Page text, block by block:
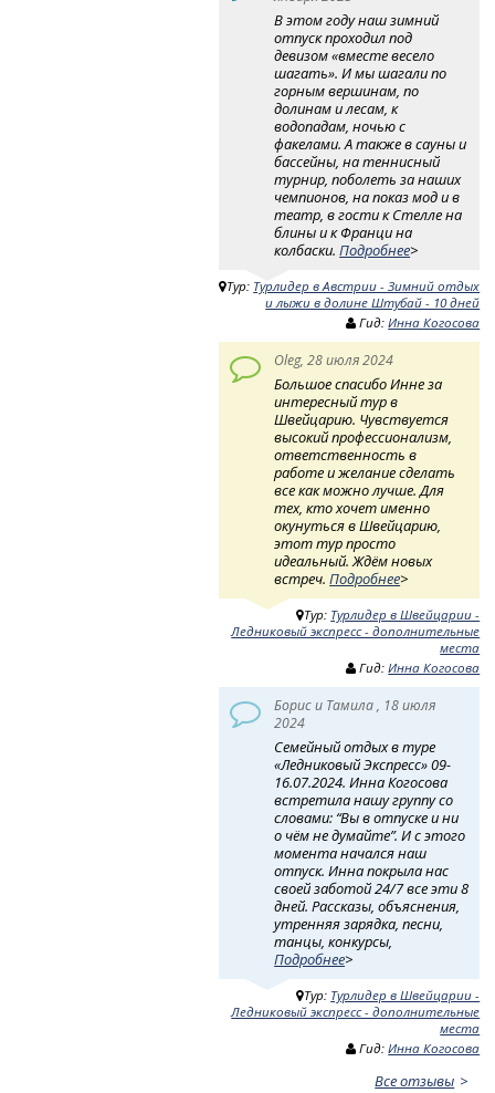
В этом году наш зимний
отпуск проходил под
девизом «вместе весело
шагать». И мы шагали по
горным вершинам, по
долинам и лесам, к
водопадам, ночью с
факелами. А также в сауны и
бассейны, на теннисный
турнир, поболеть за наших
чемпионов, на показ мод и в
театр, в гости к Стелле на
блины и к Франци на
колбаски.Подробнее>
Тур: Турлидер в Австрии - Зимний отдых
и лыжи в долине Штубай - 10 дней
Гид:Инна Когосова
Oleg, 28 июля 2024
Большое спасибо Инне за
интересный тур в
Швейцарию. Чувствуется
высокий профессионализм,
ответственность в
работе и желание сделать
все как можно лучше. Для
тех, кто хочет именно
окунуться в Швейцарию,
этот тур просто
идеальный. Ждём новых
встреч.Подробнее>
Тур: Турлидер в Швейцарии -
Ледниковый экспресс - дополнительные
места
Гид:Инна Когосова
Борис и Тамила , 18 июля
2024
Семейный отдых в туре
«Ледниковый Экспресс» 09-
16.07.2024. Инна Когосова
встретила нашу группу со
словами: “Вы в отпуске и ни
о чём не думайте”. И с этого
момента начался наш
отпуск. Инна покрыла нас
своей заботой 24/7 все эти 8
дней. Рассказы, объяснения,
утренняя зарядка, песни,
танцы, конкурсы,
Подробнее>
Тур: Турлидер в Швейцарии -
Ледниковый экспресс - дополнительные
места
Гид:Инна Когосова
Все отзывы